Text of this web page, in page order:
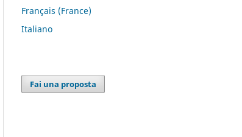
Français (France)
Italiano
Fai una proposta